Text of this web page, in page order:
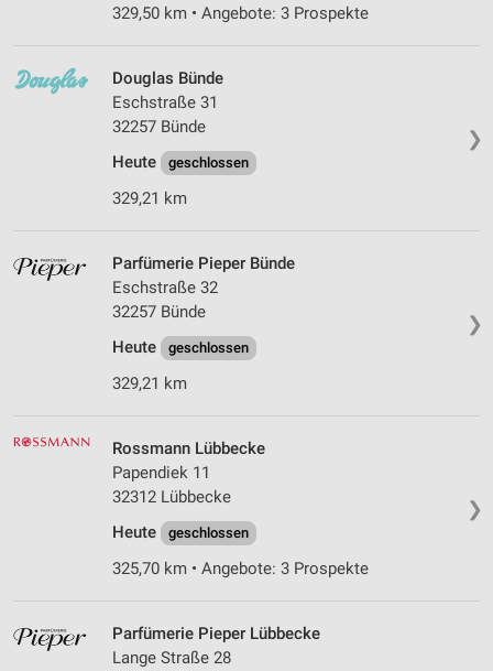
329,50 km • Angebote: 3 Prospekte
❯
Douglas Bünde
Eschstraße 31
32257 Bünde
Heute
geschlossen
329,21 km
❯
Parfümerie Pieper Bünde
Eschstraße 32
32257 Bünde
Heute
geschlossen
329,21 km
❯
Rossmann Lübbecke
Papendiek 11
32312 Lübbecke
Heute
geschlossen
325,70 km • Angebote: 3 Prospekte
Parfümerie Pieper Lübbecke
Lange Straße 28